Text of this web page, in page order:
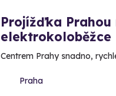
Projížďka Prahou
elektrokoloběžce
Centrem Prahy snadno,
Praha